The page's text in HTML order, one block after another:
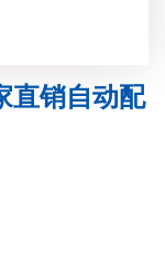
直销自动配